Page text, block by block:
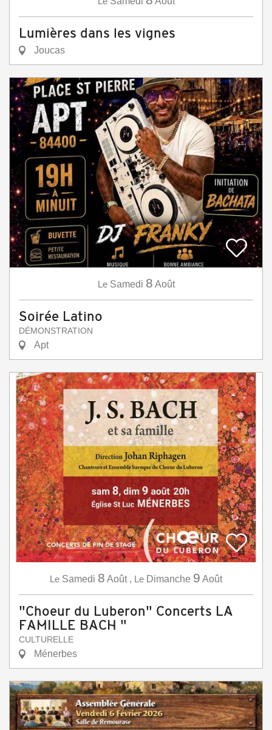
Lumières dans les vignes
Joucas
Le Samedi 8 Août
Soirée Latino
DÉMONSTRATION
Apt
Le Samedi 8 Août, Le Dimanche 9 Août
"Choeur du Luberon" Concerts LA
FAMILLE BACH "
CULTURELLE
Ménerbes